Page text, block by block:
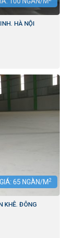
HÀ NỘI
GIÁ: 65 NGÀN/M2
KHÊ. ĐÔNG